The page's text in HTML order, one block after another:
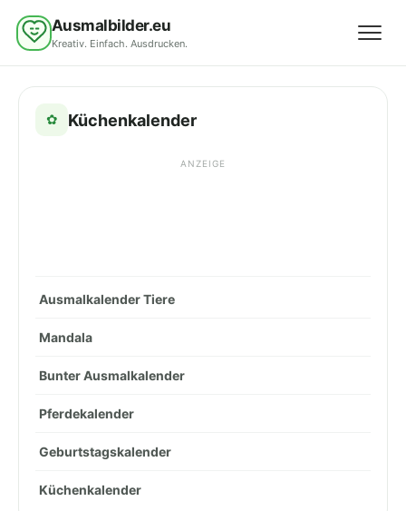
Ausmalbilder.eu
Kreativ. Einfach. Ausdrucken.
✿ Küchenkalender
ANZEIGE
Ausmalkalender Tiere
Mandala
Bunter Ausmalkalender
Pferdekalender
Geburtstagskalender
Küchenkalender